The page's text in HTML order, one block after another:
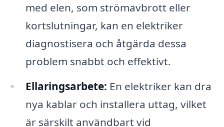
med elen, som strömavbrott eller
kortslutningar, kan en elektriker
diagnostisera och åtgärda dessa
problem snabbt och effektivt.
Ellaringsarbete: En elektriker kan dra
nya kablar och installera uttag, vilket
är särskilt användbart vid